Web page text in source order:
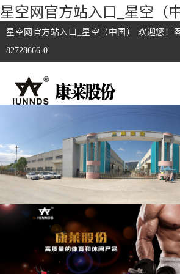
星空网官方站入口_星空（中
星空网官方站入口_星空（中国） 欢迎您！
82728666-0